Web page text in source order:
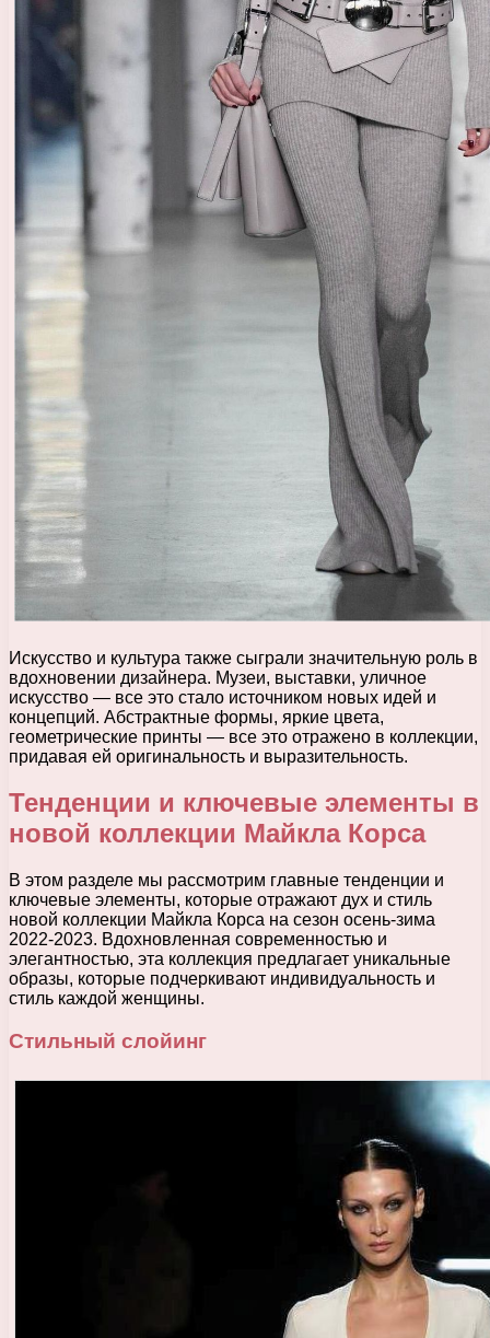
Искусство и культура также сыграли значительную роль в
вдохновении дизайнера. Музеи, выставки, уличное
искусство — все это стало источником новых идей и
концепций. Абстрактные формы, яркие цвета,
геометрические принты — все это отражено в коллекции,
придавая ей оригинальность и выразительность.
Тенденции и ключевые элементы в
новой коллекции Майкла Корса
В этом разделе мы рассмотрим главные тенденции и
ключевые элементы, которые отражают дух и стиль
новой коллекции Майкла Корса на сезон осень-зима
2022-2023. Вдохновленная современностью и
элегантностью, эта коллекция предлагает уникальные
образы, которые подчеркивают индивидуальность и
стиль каждой женщины.
Стильный слойинг